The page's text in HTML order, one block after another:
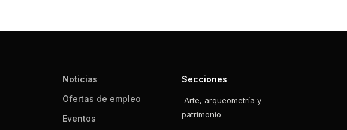
Noticias
Ofertas de empleo
Eventos
Secciones
Arte, arqueometría y
patrimonio